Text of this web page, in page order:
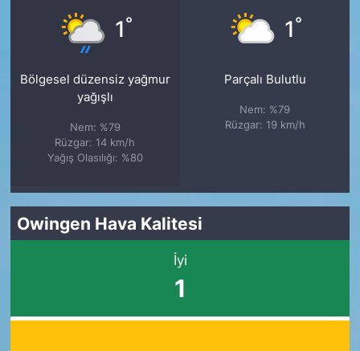
1°
Bölgesel düzensiz yağmur
yağışlı
Nem: %79
Rüzgar: 14 km/h
Yağış Olasılığı: %80
1°
Parçalı Bulutlu
Nem: %79
Rüzgar: 19 km/h
Owingen Hava Kalitesi
İyi
1